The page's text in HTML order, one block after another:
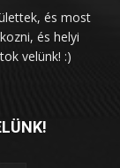
és most
és helyi
velünk! :)